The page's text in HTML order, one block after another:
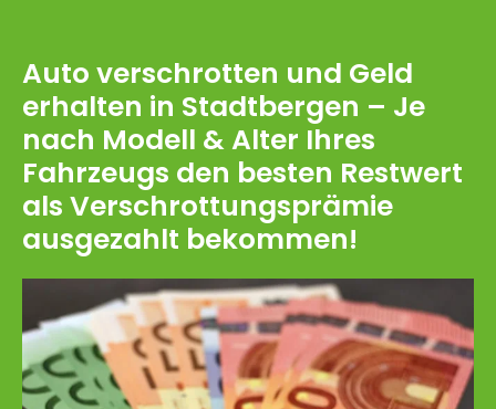
Auto verschrotten und Geld
erhalten in Stadtbergen – Je
nach Modell & Alter Ihres
Fahrzeugs den besten Restwert
als Verschrottungsprämie
ausgezahlt bekommen!